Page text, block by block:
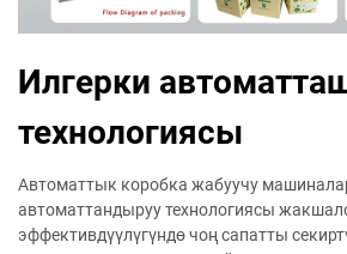
Илгерки
технологиясы
Автоматтык коробка жабуучу
автоматтандыруу технологиясы
эффективдүүлүгүндө чоң сапатты